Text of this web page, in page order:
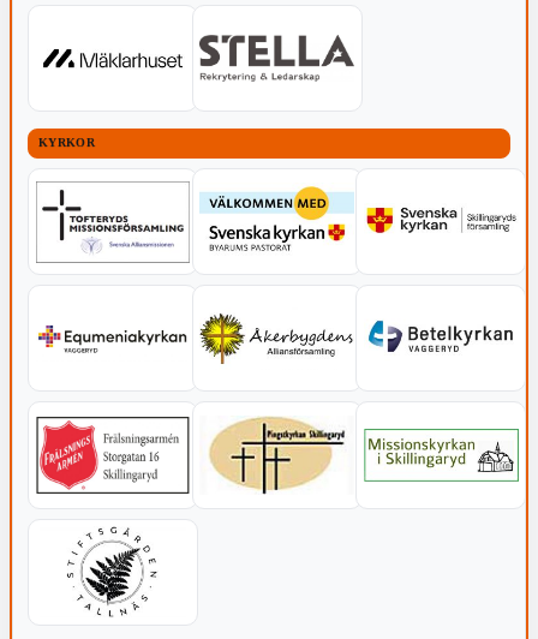
KYRKOR